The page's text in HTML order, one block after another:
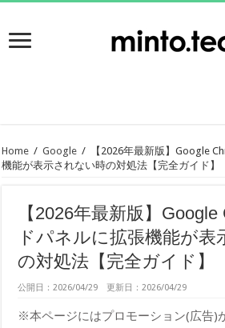
Home / Google /
【2026年最新版】Google
機能が表示されない時の対処法【完全ガイド】
【2026年最新版】
ドパネルに拡張機能が表
の対処法【完全ガイド】
公開日：2026/04/29 更新日：2026/04/29
※本ページにはプロモーション(広告)